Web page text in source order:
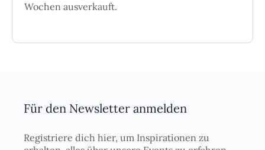
Wochen ausverkauft.
Für den Newsletter anmelden
Registriere dich hier, um Inspirationen zu